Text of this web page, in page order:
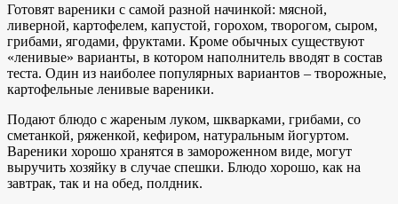
Готовят вареники с самой разной начинкой: мясной,
ливерной, картофелем, капустой, горохом, творогом, сыром,
грибами, ягодами, фруктами. Кроме обычных существуют
«ленивые» варианты, в котором наполнитель вводят в состав
теста. Один из наиболее популярных вариантов – творожные,
картофельные ленивые вареники.
Подают блюдо с жареным луком, шкварками, грибами, со
сметанкой, ряженкой, кефиром, натуральным йогуртом.
Вареники хорошо хранятся в замороженном виде, могут
выручить хозяйку в случае спешки. Блюдо хорошо, как на
завтрак, так и на обед, полдник.